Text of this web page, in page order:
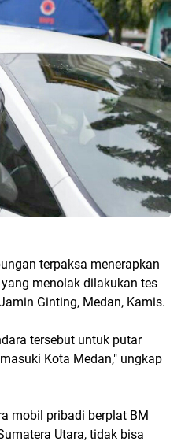
terpaksa menerapkan
menolak dilakukan tes
Ginting, Medan, Kamis.
tersebut untuk putar
Kota Medan," ungkap
mobil pribadi berplat BM
Utara, tidak bisa